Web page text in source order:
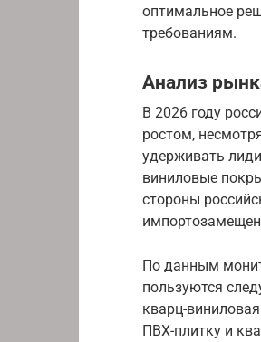
оптимальное
требованиям.
Анализ
В 2026 году
ростом,
удерживать
виниловые
стороны
По данным
пользуются
кварц-
ПВХ-плитку и